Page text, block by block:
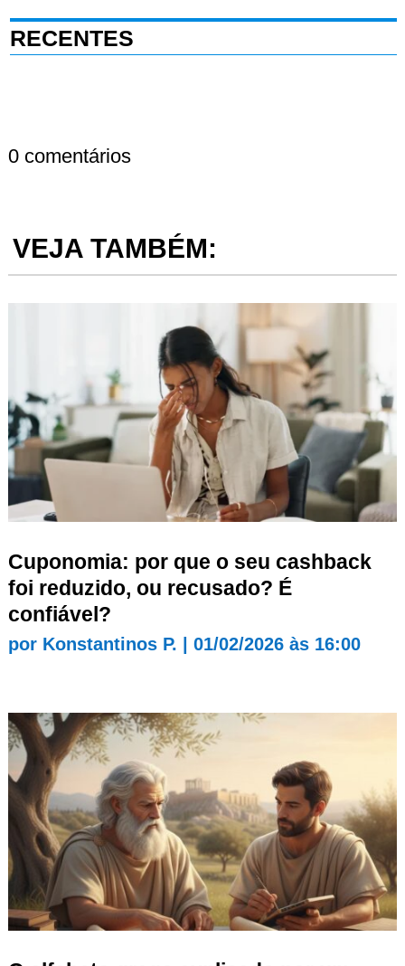
RECENTES
0 comentários
VEJA TAMBÉM:
Cuponomia: por que o seu cashback
foi reduzido, ou recusado? É
confiável?
por Konstantinos P. | 01/02/2026 às 16:00